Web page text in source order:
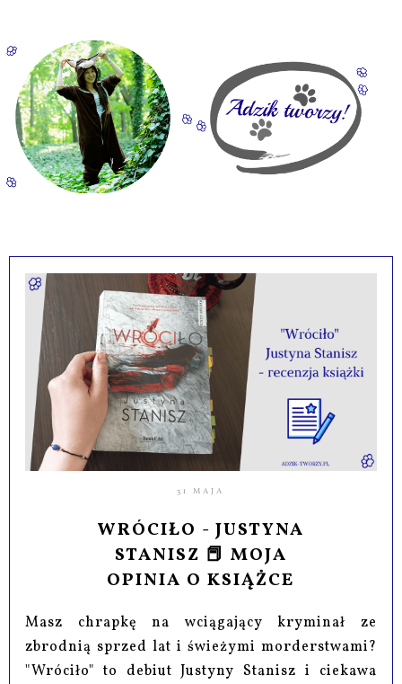
31 MAJA
WRÓCIŁO - JUSTYNA
STANISZ 📕 MOJA
OPINIA O KSIĄŻCE
Masz chrapkę na wciągający kryminał ze
zbrodnią sprzed lat i świeżymi morderstwami?
"Wróciło" to debiut Justyny Stanisz i ciekawa